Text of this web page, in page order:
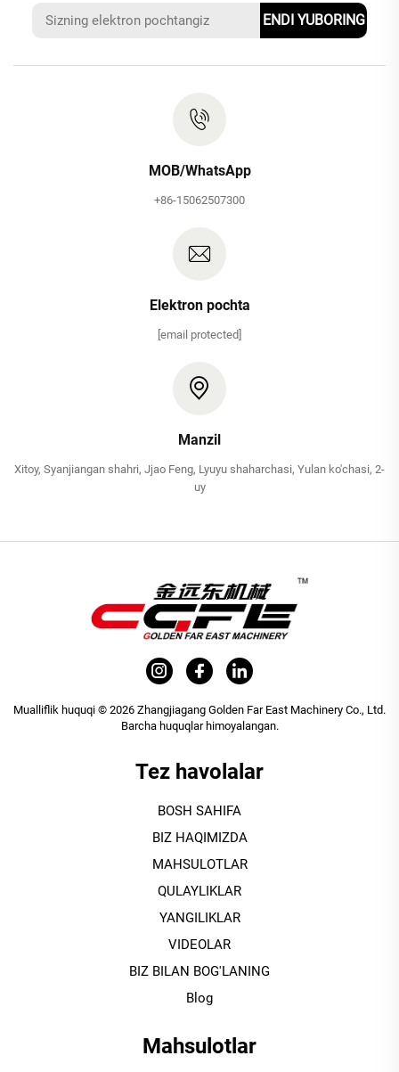
ENDI YUBORING
MOB/WhatsApp
+86-15062507300
Elektron pochta
[email protected]
Manzil
Xitoy, Syanjiangan shahri, Jjao Feng, Lyuyu shaharchasi, Yulan ko'chasi, 2-
uy
Mualliflik huquqi © 2026 Zhangjiagang Golden Far East Machinery Co., Ltd.
Barcha huquqlar himoyalangan.
Tez havolalar
BOSH SAHIFA
BIZ HAQIMIZDA
MAHSULOTLAR
QULAYLIKLAR
YANGILIKLAR
VIDEOLAR
BIZ BILAN BOG'LANING
Blog
Mahsulotlar